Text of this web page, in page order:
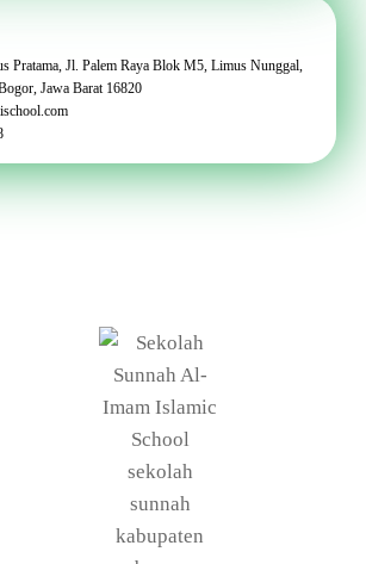
Pratama, Jl. Palem Raya Blok M5, Limus Nunggal,
Jawa Barat 16820